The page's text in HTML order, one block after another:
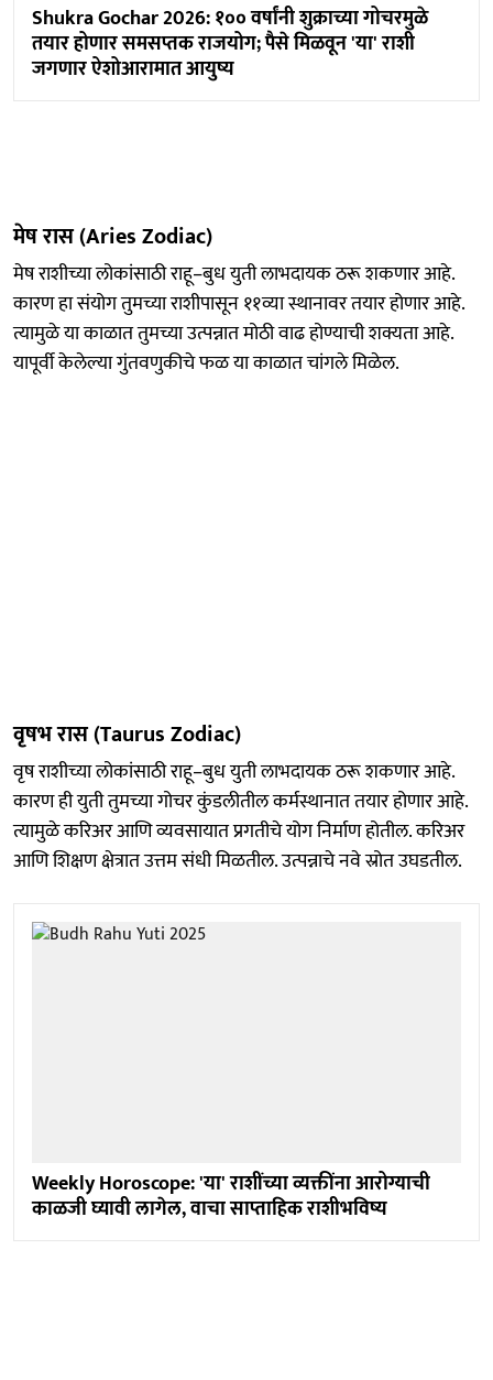
Shukra Gochar 2026: १०० वर्षांनी शुक्राच्या गोचरमुळे
तयार होणार समसप्तक राजयोग; पैसे मिळवून 'या' राशी
जगणार ऐशोआरामात आयुष्य
मेष रास (Aries Zodiac)
मेष राशीच्या लोकांसाठी राहू–बुध युती लाभदायक ठरू शकणार आहे.
कारण हा संयोग तुमच्या राशीपासून ११व्या स्थानावर तयार होणार आहे.
त्यामुळे या काळात तुमच्या उत्पन्नात मोठी वाढ होण्याची शक्यता आहे.
यापूर्वी केलेल्या गुंतवणुकीचे फळ या काळात चांगले मिळेल.
वृषभ रास (Taurus Zodiac)
वृष राशीच्या लोकांसाठी राहू–बुध युती लाभदायक ठरू शकणार आहे.
कारण ही युती तुमच्या गोचर कुंडलीतील कर्मस्थानात तयार होणार आहे.
त्यामुळे करिअर आणि व्यवसायात प्रगतीचे योग निर्माण होतील. करिअर
आणि शिक्षण क्षेत्रात उत्तम संधी मिळतील. उत्पन्नाचे नवे स्रोत उघडतील.
Weekly Horoscope: 'या' राशींच्या व्यक्तींना आरोग्याची
काळजी घ्यावी लागेल, वाचा साप्ताहिक राशीभविष्य